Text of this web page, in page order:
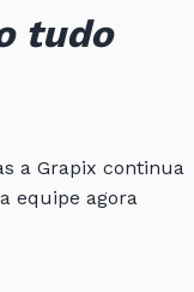
tudo
a Grapix continua
equipe agora